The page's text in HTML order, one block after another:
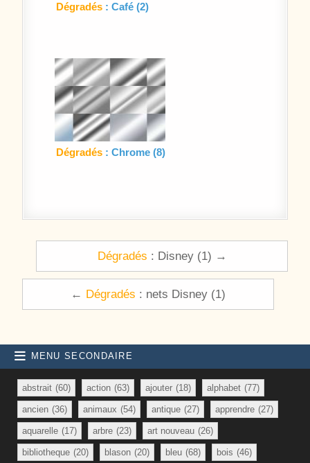
Dégradés : Café (2)
Dégradés : Chrome (8)
Navigation de l’article
Dégradés : Disney (1) →
← Dégradés : nets Disney (1)
MENU SECONDAIRE
abstrait (60) action (63) ajouter (18) alphabet (77)
ancien (36) animaux (54) antique (27) apprendre (27)
aquarelle (17) arbre (23) art nouveau (26)
bibliotheque (20) blason (20) bleu (68) bois (46)